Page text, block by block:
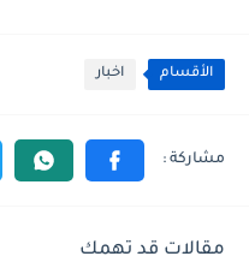
الأقسام اخبار
مقالات قد تهمك